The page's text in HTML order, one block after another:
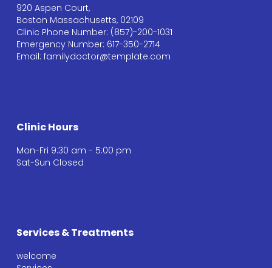
920 Aspen Court,
Boston Massachusetts, 02109
Clinic Phone Number: (857)-200-1031
Emergency Number: 617-350-2714
Email: familydoctor@template.com
Clinic Hours
Mon-Fri 9:30 am - 5:00 pm
Sat-Sun Closed
Services & Treatments
welcome